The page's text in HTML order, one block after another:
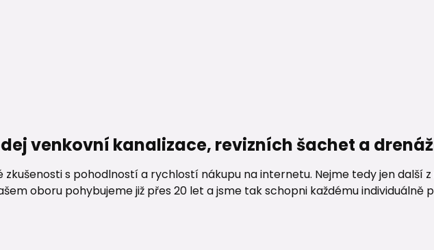
venkovní kanalizace, revizních šachet a
s pohodlností a rychlostí nákupu na internetu. Nejme tedy jen další
oboru pohybujeme již přes 20 let a jsme tak schopni každému individuálně